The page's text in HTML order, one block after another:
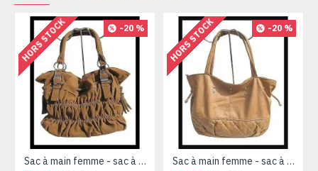
-20 %
HORS STOCK
Sac à main femme - sac à main Caramel
-20 %
HORS STOCK
Sac à main femme - sac à main Camel